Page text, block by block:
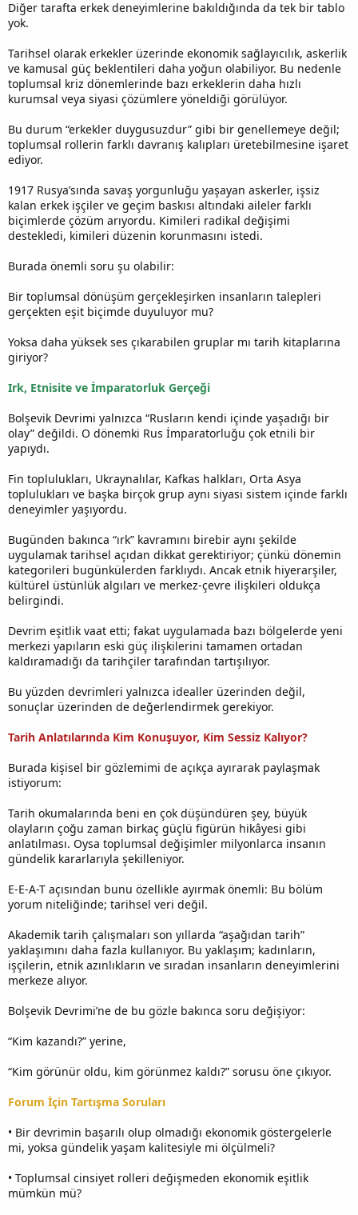
Diğer tarafta erkek deneyimlerine bakıldığında da tek bir tablo
yok.
Tarihsel olarak erkekler üzerinde ekonomik sağlayıcılık, askerlik
ve kamusal güç beklentileri daha yoğun olabiliyor. Bu nedenle
toplumsal kriz dönemlerinde bazı erkeklerin daha hızlı
kurumsal veya siyasi çözümlere yöneldiği görülüyor.
Bu durum “erkekler duygusuzdur” gibi bir genellemeye değil;
toplumsal rollerin farklı davranış kalıpları üretebilmesine işaret
ediyor.
1917 Rusya’sında savaş yorgunluğu yaşayan askerler, işsiz
kalan erkek işçiler ve geçim baskısı altındaki aileler farklı
biçimlerde çözüm arıyordu. Kimileri radikal değişimi
destekledi, kimileri düzenin korunmasını istedi.
Burada önemli soru şu olabilir:
Bir toplumsal dönüşüm gerçekleşirken insanların talepleri
gerçekten eşit biçimde duyuluyor mu?
Yoksa daha yüksek ses çıkarabilen gruplar mı tarih kitaplarına
giriyor?
Irk, Etnisite ve İmparatorluk Gerçeği
Bolşevik Devrimi yalnızca “Rusların kendi içinde yaşadığı bir
olay” değildi. O dönemki Rus İmparatorluğu çok etnili bir
yapıydı.
Fin toplulukları, Ukraynalılar, Kafkas halkları, Orta Asya
toplulukları ve başka birçok grup aynı siyasi sistem içinde farklı
deneyimler yaşıyordu.
Bugünden bakınca “ırk” kavramını birebir aynı şekilde
uygulamak tarihsel açıdan dikkat gerektiriyor; çünkü dönemin
kategorileri bugünkülerden farklıydı. Ancak etnik hiyerarşiler,
kültürel üstünlük algıları ve merkez-çevre ilişkileri oldukça
belirgindi.
Devrim eşitlik vaat etti; fakat uygulamada bazı bölgelerde yeni
merkezi yapıların eski güç ilişkilerini tamamen ortadan
kaldıramadığı da tarihçiler tarafından tartışılıyor.
Bu yüzden devrimleri yalnızca idealler üzerinden değil,
sonuçlar üzerinden de değerlendirmek gerekiyor.
Tarih Anlatılarında Kim Konuşuyor, Kim Sessiz Kalıyor?
Burada kişisel bir gözlemimi de açıkça ayırarak paylaşmak
istiyorum:
Tarih okumalarında beni en çok düşündüren şey, büyük
olayların çoğu zaman birkaç güçlü figürün hikâyesi gibi
anlatılması. Oysa toplumsal değişimler milyonlarca insanın
gündelik kararlarıyla şekilleniyor.
E-E-A-T açısından bunu özellikle ayırmak önemli: Bu bölüm
yorum niteliğinde; tarihsel veri değil.
Akademik tarih çalışmaları son yıllarda “aşağıdan tarih”
yaklaşımını daha fazla kullanıyor. Bu yaklaşım; kadınların,
işçilerin, etnik azınlıkların ve sıradan insanların deneyimlerini
merkeze alıyor.
Bolşevik Devrimi’ne de bu gözle bakınca soru değişiyor:
“Kim kazandı?” yerine,
“Kim görünür oldu, kim görünmez kaldı?” sorusu öne çıkıyor.
Forum İçin Tartışma Soruları
• Bir devrimin başarılı olup olmadığı ekonomik göstergelerle
mi, yoksa gündelik yaşam kalitesiyle mi ölçülmeli?
• Toplumsal cinsiyet rolleri değişmeden ekonomik eşitlik
mümkün mü?